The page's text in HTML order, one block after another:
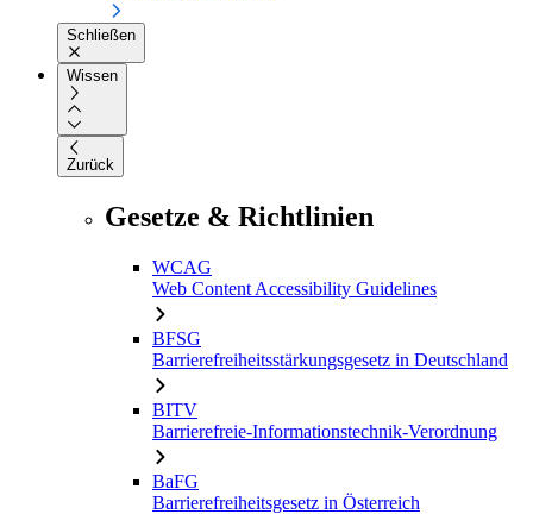
Schließen
Wissen
Zurück
Gesetze & Richtlinien
WCAG
Web Content Accessibility Guidelines
BFSG
Barrierefreiheitsstärkungsgesetz in Deutschland
BITV
Barrierefreie-Informationstechnik-Verordnung
BaFG
Barrierefreiheitsgesetz in Österreich